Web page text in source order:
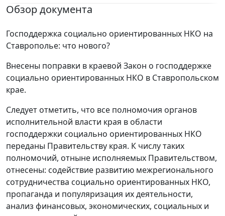
Обзор документа
Господдержка социально ориентированных НКО на
Ставрополье: что нового?
Внесены поправки в краевой Закон о господдержке
социально ориентированных НКО в Ставропольском
крае.
Следует отметить, что все полномочия органов
исполнительной власти края в области
господдержки социально ориентированных НКО
переданы Правительству края. К числу таких
полномочий, отныне исполняемых Правительством,
отнесены: содействие развитию межрегионального
сотрудничества социально ориентированных НКО,
пропаганда и популяризация их деятельности,
анализ финансовых, экономических, социальных и